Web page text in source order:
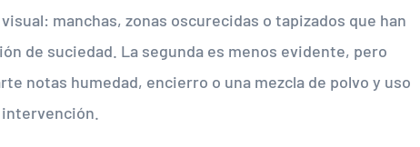
manchas, zonas oscurecidas o tapizados que han
de suciedad. La segunda es menos evidente, pero
notas humedad, encierro o una mezcla de polvo y uso